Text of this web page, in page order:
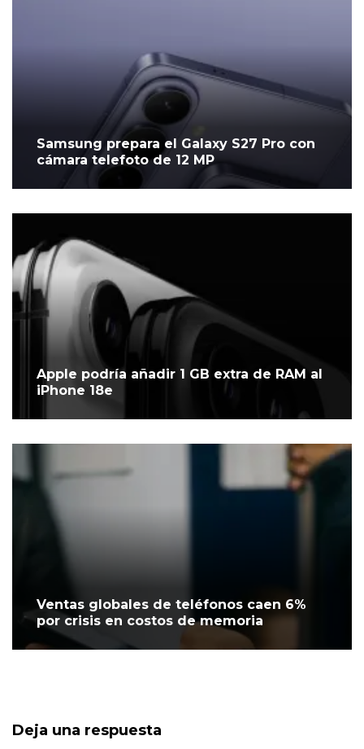
Samsung prepara el Galaxy S27 Pro con
cámara telefoto de 12 MP
Apple podría añadir 1 GB extra de RAM al
iPhone 18e
Ventas globales de teléfonos caen 6%
por crisis en costos de memoria
Deja una respuesta